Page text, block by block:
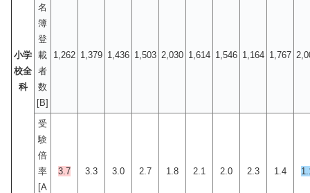
小学
校全
科
名
簿
登
載
者
数
[B]
1,262 1,379 1,436 1,503 2,030 1,614 1,546 1,164 1,767
受
験
倍
率
[A
3.7 3.3 3.0 2.7 1.8 2.1 2.0 2.3 1.4